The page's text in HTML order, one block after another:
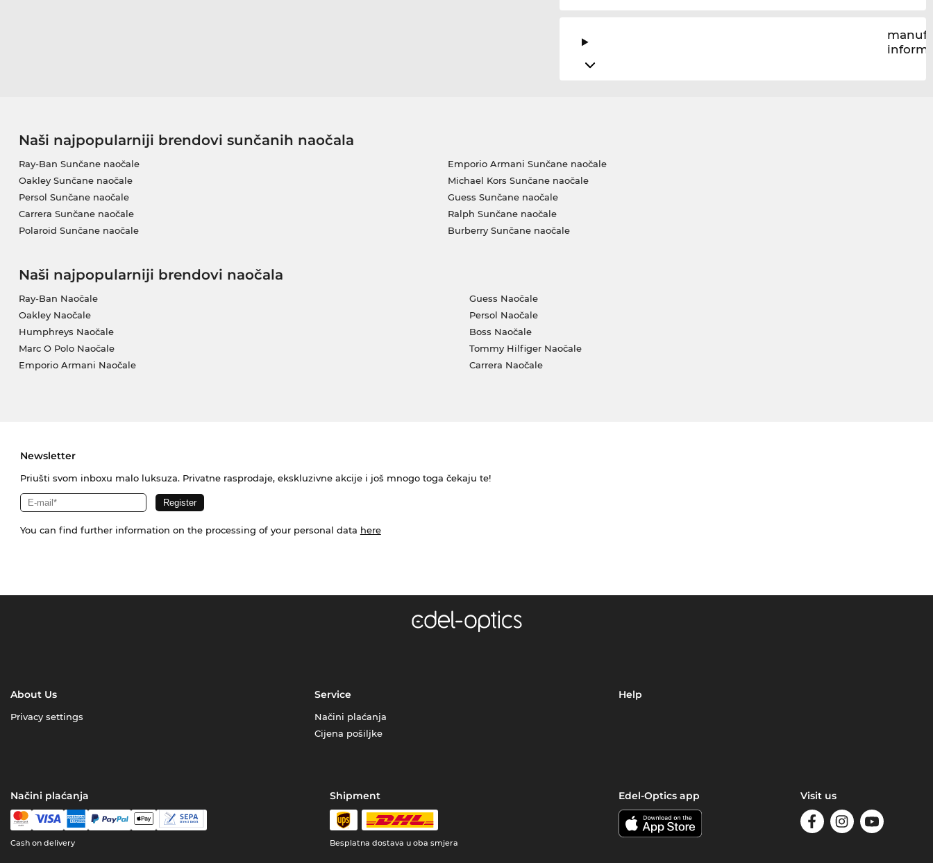
Naši najpopularniji brendovi sunčanih naočala
Ray-Ban Sunčane naočale
Oakley Sunčane naočale
Persol Sunčane naočale
Carrera Sunčane naočale
Polaroid Sunčane naočale
Emporio Armani Sunčane naočale
Michael Kors Sunčane naočale
Guess Sunčane naočale
Ralph Sunčane naočale
Burberry Sunčane naočale
Naši najpopularniji brendovi naočala
Ray-Ban Naočale
Oakley Naočale
Humphreys Naočale
Marc O Polo Naočale
Emporio Armani Naočale
Guess Naočale
Persol Naočale
Boss Naočale
Tommy Hilfiger Naočale
Carrera Naočale
Newsletter
Priušti svom inboxu malo luksuza. Privatne rasprodaje, ekskluzivne akcije i još mnogo toga čekaju te!
You can find further information on the processing of your personal data here
About Us
Privacy settings
Service
Načini plaćanja
Cijena pošiljke
Help
Načini plaćanja
Cash on delivery
Shipment
Besplatna dostava u oba smjera
Edel-Optics app Visit us